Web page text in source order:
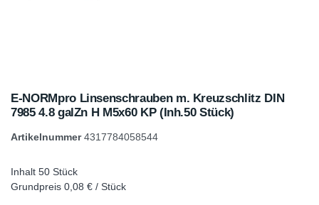
E-NORMpro Linsenschrauben m. Kreuzschlitz DIN
7985 4.8 galZn H M5x60 KP (Inh.50 Stück)
Artikelnummer4317784058544
Inhalt 50 Stück
Grundpreis 0,08 € / Stück